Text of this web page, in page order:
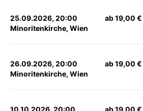
25.09.2026, 20:00
Minoritenkirche, Wien
ab 19,00 €
26.09.2026, 20:00
Minoritenkirche, Wien
ab 19,00 €
10.10.2026, 20:00
ab 19,00 €